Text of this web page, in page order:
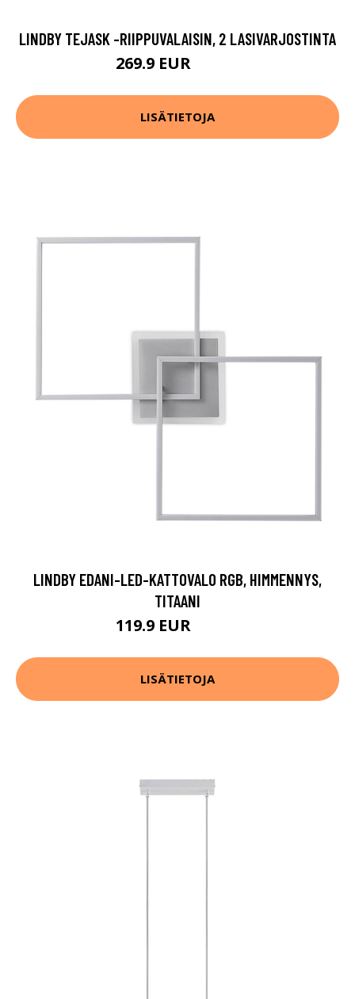
LINDBY TEJASK -RIIPPUVALAISIN, 2 LASIVARJOSTINTA
269.9 EUR
LISÄTIETOJA
LINDBY EDANI-LED-KATTOVALO RGB, HIMMENNYS,
TITAANI
119.9 EUR
LISÄTIETOJA